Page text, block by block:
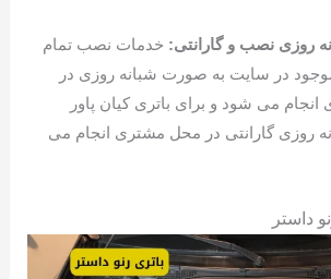
روزی نصب و گارانتی: خدمات نصب تمام
در سایت به صورت شبانه روزی در
می شود و برای باتری کیان پاور
روزی گارانتی در محل مشتری انجام می
داستر